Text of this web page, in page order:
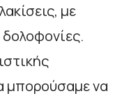
με
δολοφονίες.
μπορούσαμε να